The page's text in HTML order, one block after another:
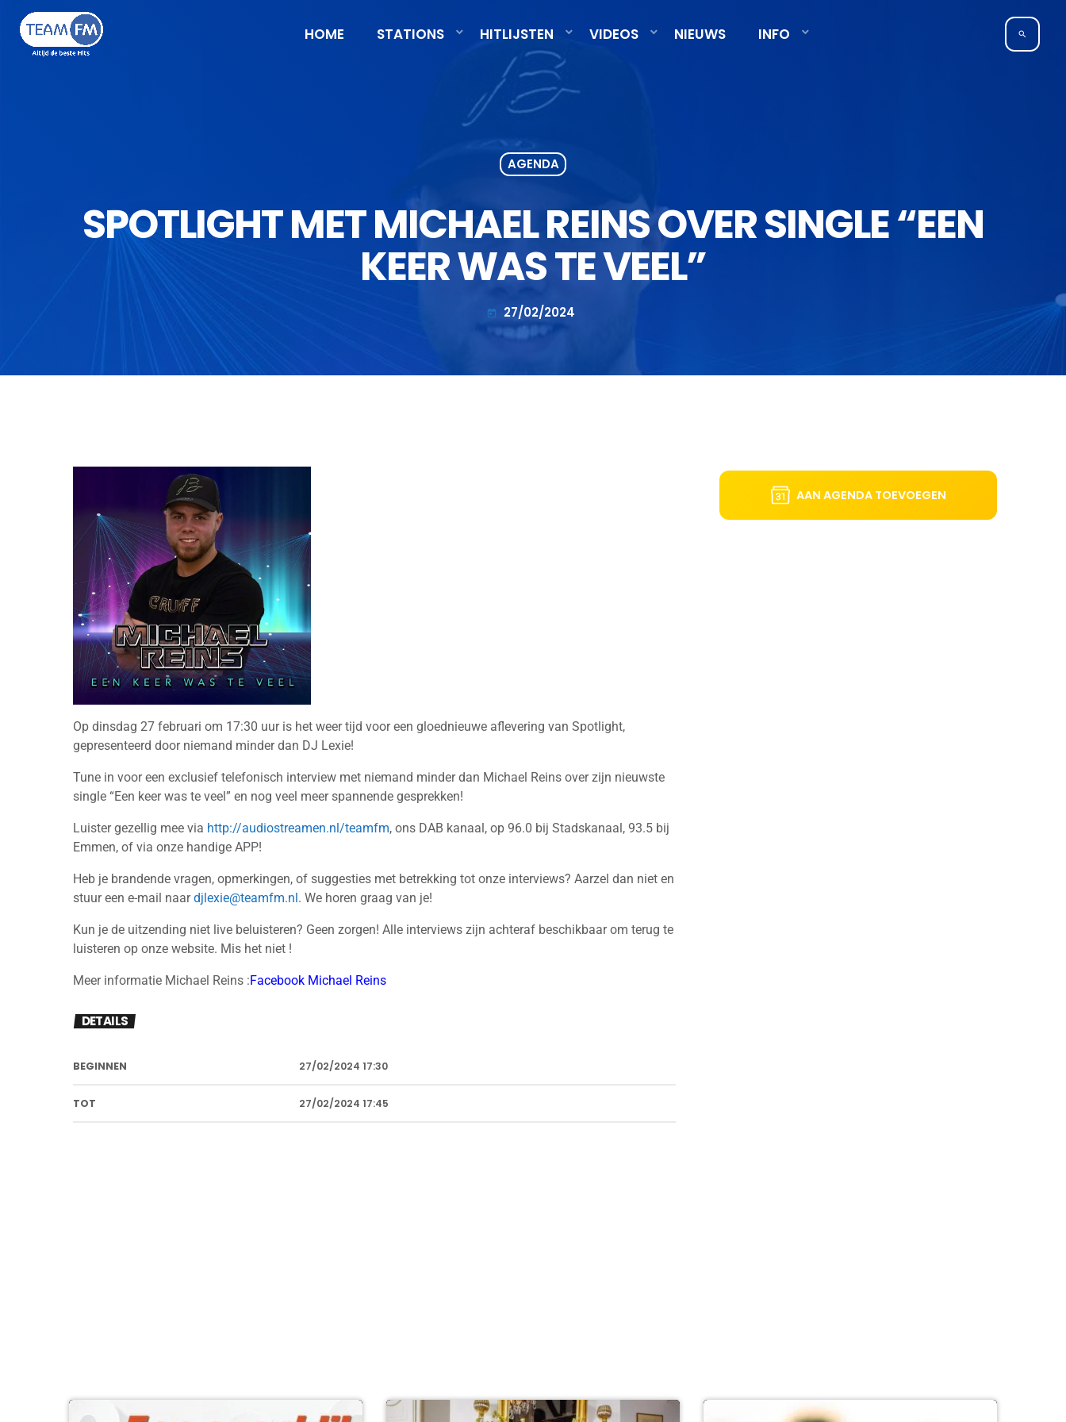
HOME STATIONS HITLIJSTEN VIDEOS NIEUWS INFO search
AGENDA
SPOTLIGHT MET MICHAEL REINS‬ OVER SINGLE “EEN
KEER WAS TE VEEL”
today 27/02/2024
Op dinsdag 27 februari om 17:30 uur is het weer tijd voor een gloednieuwe aflevering van Spotlight,
gepresenteerd door niemand minder dan DJ Lexie!
Tune in voor een exclusief telefonisch interview met niemand minder dan Michael Reins‬ over zijn nieuwste
single “Een keer was te veel” en nog veel meer spannende gesprekken!
Luister gezellig mee via http://audiostreamen.nl/teamfm, ons DAB kanaal, op 96.0 bij Stadskanaal, 93.5 bij
Emmen, of via onze handige APP!
Heb je brandende vragen, opmerkingen, of suggesties met betrekking tot onze interviews? Aarzel dan niet en
stuur een e-mail naardjlexie@teamfm.nl . We horen graag van je!
Kun je de uitzending niet live beluisteren? Geen zorgen! Alle interviews zijn achteraf beschikbaar om terug te
luisteren op onze website. Mis het niet !
Meer informatie Michael Reins :Facebook Michael Reins
DETAILS
BEGINNEN 27/02/2024 17:30
TOT 27/02/2024 17:45
AAN AGENDA TOEVOEGEN